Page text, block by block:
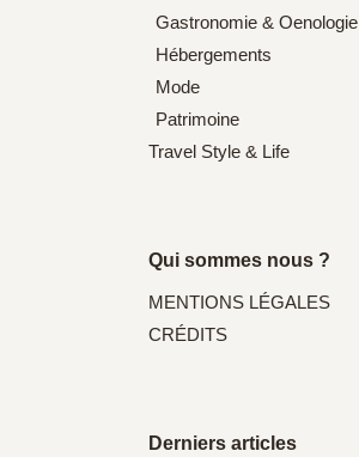
Gastronomie & Oenologie
Hébergements
Mode
Patrimoine
Travel Style & Life
Qui sommes nous ?
MENTIONS LÉGALES
CRÉDITS
Derniers articles